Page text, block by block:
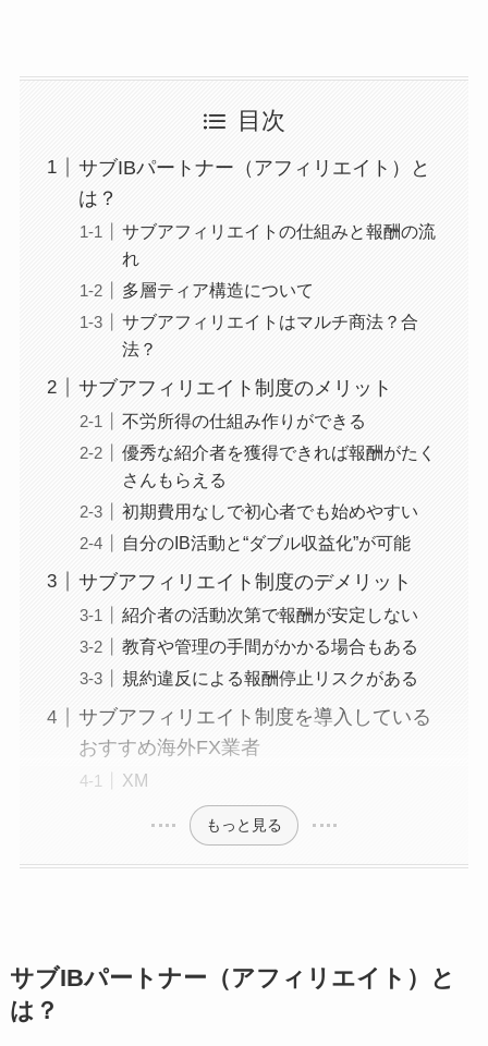
目次
サブIBパートナー（アフィリエイト）と
は？
サブアフィリエイトの仕組みと報酬の流
れ
多層ティア構造について
サブアフィリエイトはマルチ商法？合
法？
サブアフィリエイト制度のメリット
不労所得の仕組み作りができる
優秀な紹介者を獲得できれば報酬がたく
さんもらえる
初期費用なしで初心者でも始めやすい
自分のIB活動と“ダブル収益化”が可能
サブアフィリエイト制度のデメリット
紹介者の活動次第で報酬が安定しない
教育や管理の手間がかかる場合もある
規約違反による報酬停止リスクがある
サブアフィリエイト制度を導入している
おすすめ海外FX業者
XM
もっと見る
サブIBパートナー（アフィリエイト）と
は？